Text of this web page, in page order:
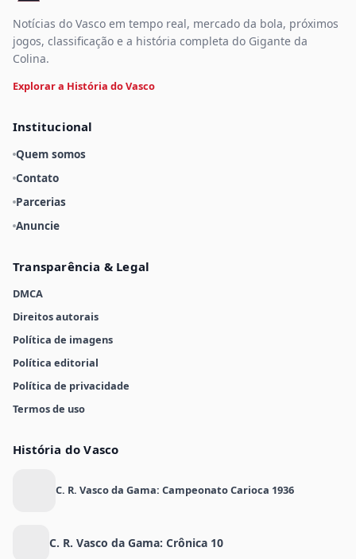
Notícias do Vasco em tempo real, mercado da bola, próximos
jogos, classificação e a história completa do Gigante da
Colina.
Explorar a História do Vasco
Institucional
Quem somos
Contato
Parcerias
Anuncie
Transparência & Legal
DMCA
Direitos autorais
Política de imagens
Política editorial
Política de privacidade
Termos de uso
História do Vasco
C. R. Vasco da Gama: Campeonato Carioca 1936
C. R. Vasco da Gama: Crônica 10